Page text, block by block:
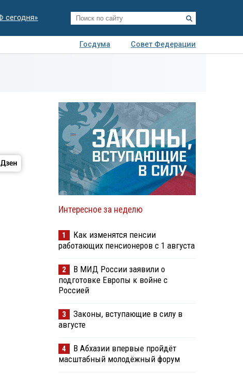
сегодня»
Госдума
Совет Федерации
Интересное за неделю
1
Как изменятся пенсии
работающих пенсионеров с 1 августа
2
В МИД России заявили о
подготовке Европы к войне с
Россией
3
Законы, вступающие в силу в
августе
4
В Абхазии впервые пройдёт
масштабный молодёжный форум